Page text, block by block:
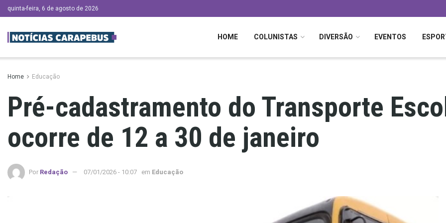
quinta-feira, 6 de agosto de 2026
HOME COLUNISTAS DIVERSÃO EVENTOS
Home Educação
Pré-cadastramento do Transporte
ocorre de 12 a 30 de janeiro
Por Redação 07/01/2026 - 10:07 em Educação